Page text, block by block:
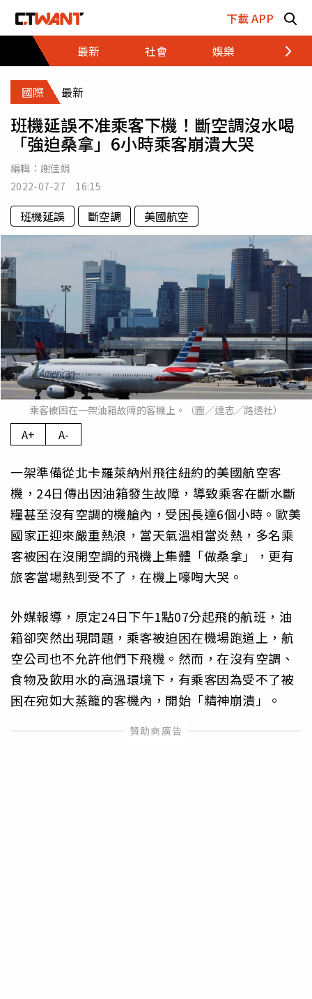
下載 APP
最新
社會 娛樂 財經
國際 最新
班機延誤不准乘客下機！斷空調沒水喝
「強迫桑拿」6小時乘客崩潰大哭
編輯： 謝佳娟
2022-07-27 16:15
班機延誤 斷空調 美國航空
乘客被困在一架油箱故障的客機上。（圖／達志／路透社）
A+ A-
一架準備從北卡羅萊納州飛往紐約的美國航空客
機，24日傳出因油箱發生故障，導致乘客在斷水斷
糧甚至沒有空調的機艙內，受困長達6個小時。歐美
國家正迎來嚴重熱浪，當天氣溫相當炎熱，多名乘
客被困在沒開空調的飛機上集體「做桑拿」，更有
旅客當場熱到受不了，在機上嚎啕大哭。
外媒報導，原定24日下午1點07分起飛的航班，油
箱卻突然出現問題，乘客被迫困在機場跑道上，航
空公司也不允許他們下飛機。然而，在沒有空調、
食物及飲用水的高溫環境下，有乘客因為受不了被
困在宛如大蒸籠的客機內，開始「精神崩潰」。